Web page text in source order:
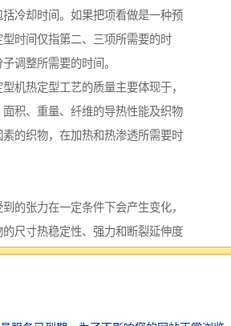
冷却时间。如果把项看做是一种预
时间仅指第二、三项所需要的时
调整所需要的时间。
机热定型工艺的质量主要体现于，
积、重量、纤维的导热性能及织物
的织物，在加热和热渗透所需要时
的张力在一定条件下会产生变化，
尺寸热稳定性、强力和断裂延伸度
特别是在拉幅定型机热定型工艺，
着门幅拉伸程度的而降低。